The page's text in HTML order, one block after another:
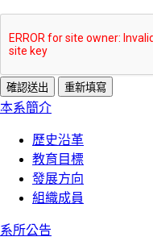
:::
本系簡介
歷史沿革
教育目標
發展方向
組織成員
系所公告